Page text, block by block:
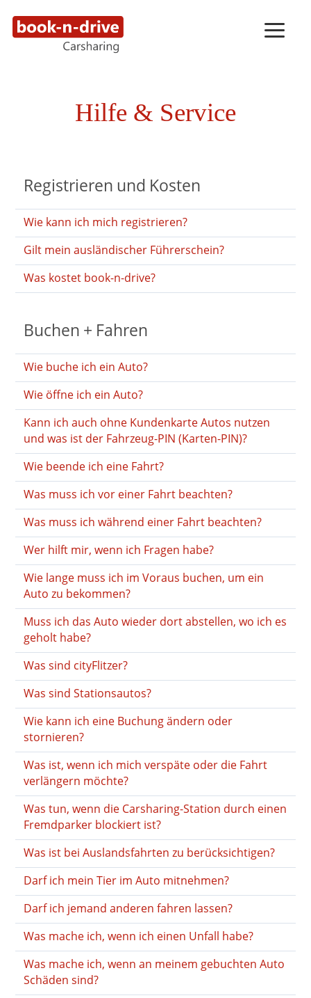
Hilfe & Service
Registrieren und Kosten
Wie kann ich mich registrieren?
Gilt mein ausländischer Führerschein?
Was kostet book-n-drive?
Buchen + Fahren
Wie buche ich ein Auto?
Wie öffne ich ein Auto?
Kann ich auch ohne Kundenkarte Autos nutzen
und was ist der Fahrzeug-PIN (Karten-PIN)?
Wie beende ich eine Fahrt?
Was muss ich vor einer Fahrt beachten?
Was muss ich während einer Fahrt beachten?
Wer hilft mir, wenn ich Fragen habe?
Wie lange muss ich im Voraus buchen, um ein
Auto zu bekommen?
Muss ich das Auto wieder dort abstellen, wo ich es
geholt habe?
Was sind cityFlitzer?
Was sind Stationsautos?
Wie kann ich eine Buchung ändern oder
stornieren?
Was ist, wenn ich mich verspäte oder die Fahrt
verlängern möchte?
Was tun, wenn die Carsharing-Station durch einen
Fremdparker blockiert ist?
Was ist bei Auslandsfahrten zu berücksichtigen?
Darf ich mein Tier im Auto mitnehmen?
Darf ich jemand anderen fahren lassen?
Was mache ich, wenn ich einen Unfall habe?
Was mache ich, wenn an meinem gebuchten Auto
Schäden sind?